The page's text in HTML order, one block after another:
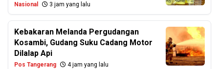
Nasional 3 jam yang lalu
Kebakaran Melanda Pergudangan
Kosambi, Gudang Suku Cadang Motor
Dilalap Api
Pos Tangerang 4 jam yang lalu